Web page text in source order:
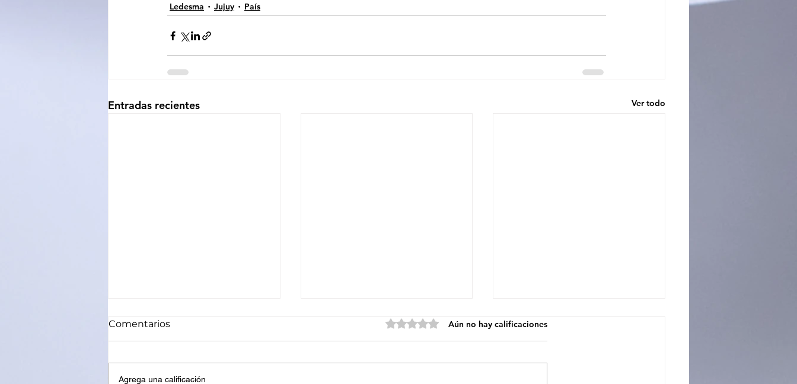
Ledesma
Jujuy País
Entradas recientes Ver todo
Comentarios Obtuvo 0 de 5 estrellas.
Aún no hay calificaciones
Agrega una calificación